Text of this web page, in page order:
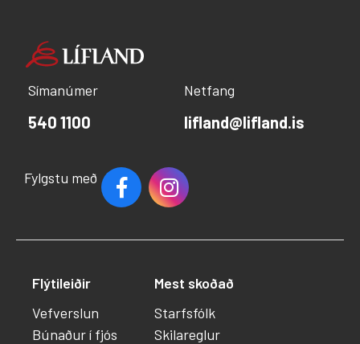
Símanúmer
540 1100
Netfang
lifland@lifland.is
Fylgstu með
Flýtileiðir
Vefverslun
Búnaður í fjós
Mest skoðað
Starfsfólk
Skilareglur